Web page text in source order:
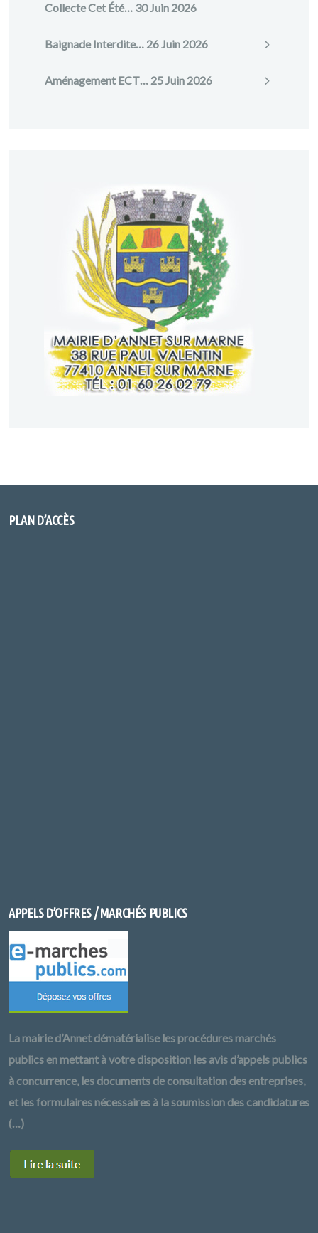
Collecte Cet Été… 30 Juin 2026
Baignade Interdite… 26 Juin 2026
Aménagement ECT… 25 Juin 2026
PLAN D’ACCÈS
APPELS D’OFFRES / MARCHÉS PUBLICS
La mairie d’Annet dématérialise les procédures marchés
publics en mettant à votre disposition les avis d’appels publics
à concurrence, les documents de consultation des entreprises,
et les formulaires nécessaires à la soumission des candidatures
(…)